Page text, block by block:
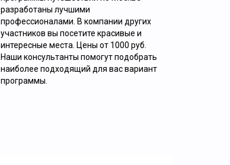
2000
разработаны лучшими
профессионалами. В компании других
участников вы посетите красивые и
интересные места. Цены от 1000 руб.
Наши консультанты помогут подобрать
наиболее подходящий для вас вариант
программы.